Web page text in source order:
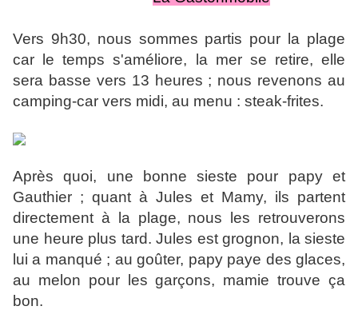
Vers 9h30, nous sommes partis pour la plage
car le temps s'améliore, la mer se retire, elle
sera basse vers 13 heures ; nous revenons au
camping-car vers midi, au menu : steak-frites.
Après quoi, une bonne sieste pour papy et
Gauthier ; quant à Jules et Mamy, ils partent
directement à la plage, nous les retrouverons
une heure plus tard. Jules est grognon, la sieste
lui a manqué ; au goûter, papy paye des glaces,
au melon pour les garçons, mamie trouve ça
bon.